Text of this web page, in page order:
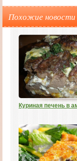
Похожие новости
Куриная печень в